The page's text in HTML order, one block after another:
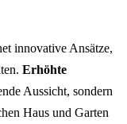
innovative Ansätze,
Erhöhte
Aussicht, sondern
Haus und Garten